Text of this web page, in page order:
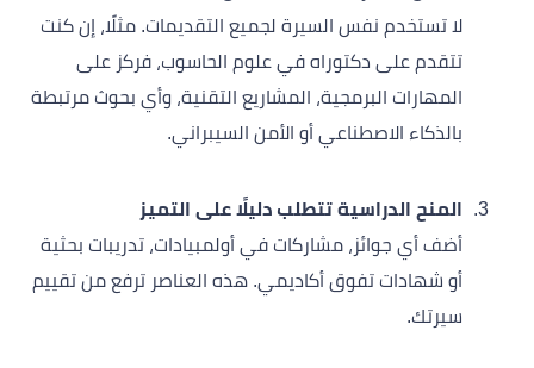
لا تستخدم نفس السيرة لجميع التقديمات. مثلًا، إن كنت
تتقدم على دكتوراه في علوم الحاسوب، فركز على
المهارات البرمجية، المشاريع التقنية، وأي بحوث مرتبطة
بالذكاء الاصطناعي أو الأمن السيبراني.
المنح الدراسية تتطلب دليلًا على التميز
أضف أي جوائز، مشاركات في أولمبيادات، تدريبات بحثية
أو شهادات تفوق أكاديمي. هذه العناصر ترفع من تقييم
سيرتك.